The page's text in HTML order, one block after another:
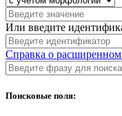
Или введите
Справка о
Поисковые поля: